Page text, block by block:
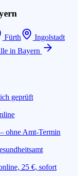
Fürth
Ingolstadt
in Bayern
geprüft
ohne Amt-Termin
25 €, sofort